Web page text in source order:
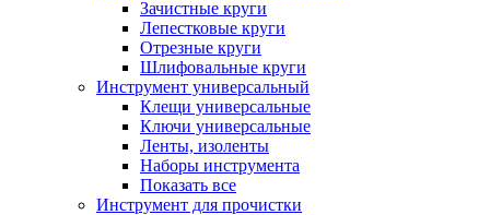
Зачистные круги
Лепестковые круги
Отрезные круги
Шлифовальные круги
Инструмент универсальный
Клещи универсальные
Ключи универсальные
Ленты, изоленты
Наборы инструмента
Показать все
Инструмент для прочистки